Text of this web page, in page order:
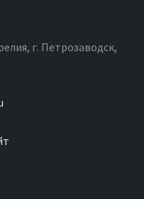
г. Петрозаводск,